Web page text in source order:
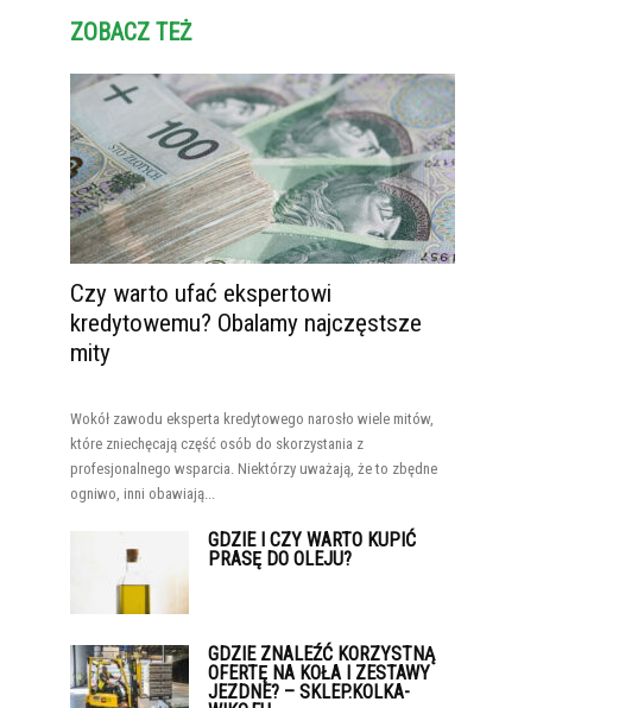
ZOBACZ TEŻ
Czy warto ufać ekspertowi
kredytowemu? Obalamy najczęstsze
mity
Wokół zawodu eksperta kredytowego narosło wiele mitów,
które zniechęcają część osób do skorzystania z
profesjonalnego wsparcia. Niektórzy uważają, że to zbędne
ogniwo, inni obawiają...
GDZIE I CZY WARTO KUPIĆ
PRASĘ DO OLEJU?
GDZIE ZNALEŹĆ KORZYSTNĄ
OFERTĘ NA KOŁA I ZESTAWY
JEZDNE? – SKLEP.KOLKA-